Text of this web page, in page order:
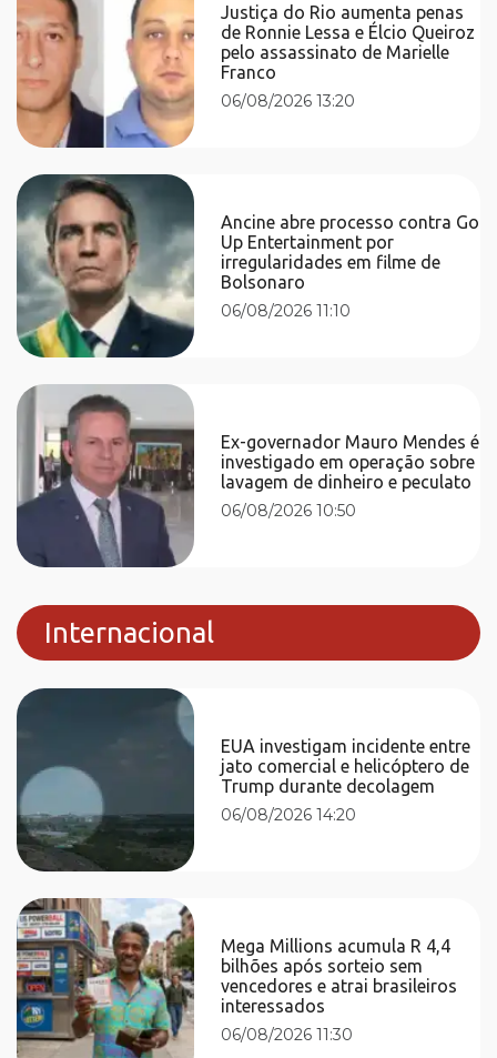
Justiça do Rio aumenta penas
de Ronnie Lessa e Élcio Queiroz
pelo assassinato de Marielle
Franco
06/08/2026 13:20
Ancine abre processo contra Go
Up Entertainment por
irregularidades em filme de
Bolsonaro
06/08/2026 11:10
Ex-governador Mauro Mendes é
investigado em operação sobre
lavagem de dinheiro e peculato
06/08/2026 10:50
Internacional
EUA investigam incidente entre
jato comercial e helicóptero de
Trump durante decolagem
06/08/2026 14:20
Mega Millions acumula R 4,4
bilhões após sorteio sem
vencedores e atrai brasileiros
interessados
06/08/2026 11:30